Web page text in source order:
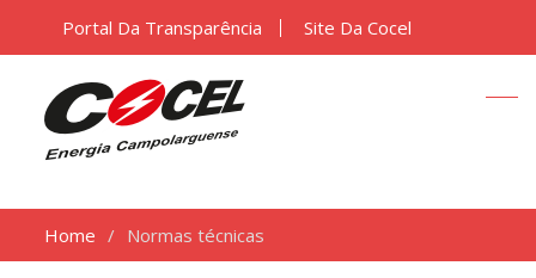
Portal Da Transparência Site Da Cocel
Home Normas técnicas